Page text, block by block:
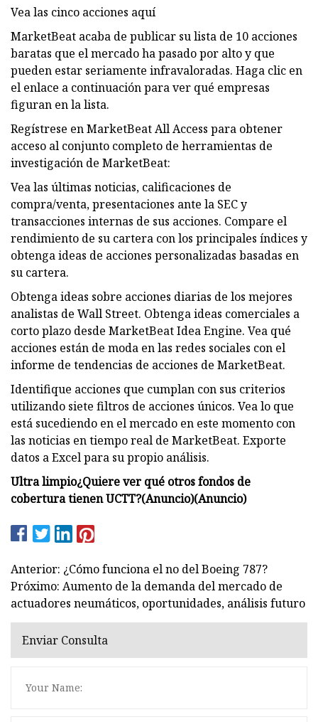
Vea las cinco acciones aquí
MarketBeat acaba de publicar su lista de 10 acciones
baratas que el mercado ha pasado por alto y que
pueden estar seriamente infravaloradas. Haga clic en
el enlace a continuación para ver qué empresas
figuran en la lista.
Regístrese en MarketBeat All Access para obtener
acceso al conjunto completo de herramientas de
investigación de MarketBeat:
Vea las últimas noticias, calificaciones de
compra/venta, presentaciones ante la SEC y
transacciones internas de sus acciones. Compare el
rendimiento de su cartera con los principales índices y
obtenga ideas de acciones personalizadas basadas en
su cartera.
Obtenga ideas sobre acciones diarias de los mejores
analistas de Wall Street. Obtenga ideas comerciales a
corto plazo desde MarketBeat Idea Engine. Vea qué
acciones están de moda en las redes sociales con el
informe de tendencias de acciones de MarketBeat.
Identifique acciones que cumplan con sus criterios
utilizando siete filtros de acciones únicos. Vea lo que
está sucediendo en el mercado en este momento con
las noticias en tiempo real de MarketBeat. Exporte
datos a Excel para su propio análisis.
Ultra limpio¿Quiere ver qué otros fondos de
cobertura tienen UCTT?(Anuncio)(Anuncio)
Anterior: ¿Cómo funciona el no del Boeing 787?
Próximo: Aumento de la demanda del mercado de
actuadores neumáticos, oportunidades, análisis futuro
Enviar Consulta